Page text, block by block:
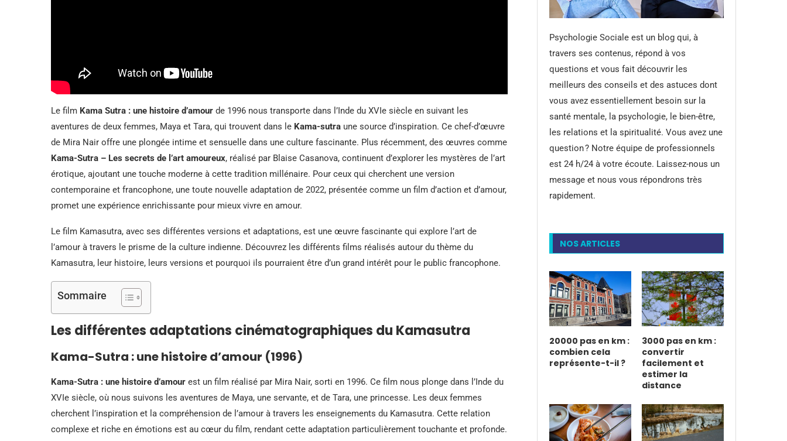
Le film Kama Sutra : une histoire d’amour de 1996 nous transporte dans l’Inde du XVIe siècle en suivant les
aventures de deux femmes, Maya et Tara, qui trouvent dans le Kama-sutra une source d’inspiration. Ce chef-d’œuvre
de Mira Nair offre une plongée intime et sensuelle dans une culture fascinante. Plus récemment, des œuvres comme
Kama-Sutra – Les secrets de l’art amoureux, réalisé par Blaise Casanova, continuent d’explorer les mystères de l’art
érotique, ajoutant une touche moderne à cette tradition millénaire. Pour ceux qui cherchent une version
contemporaine et francophone, une toute nouvelle adaptation de 2022, présentée comme un film d’action et d’amour,
promet une expérience enrichissante pour mieux vivre en amour.
Le film Kamasutra, avec ses différentes versions et adaptations, est une œuvre fascinante qui explore l’art de
l’amour à travers le prisme de la culture indienne. Découvrez les différents films réalisés autour du thème du
Kamasutra, leur histoire, leurs versions et pourquoi ils pourraient être d’un grand intérêt pour le public francophone.
Sommaire
Les différentes adaptations cinématographiques du Kamasutra
Kama-Sutra : une histoire d’amour (1996)
Kama-Sutra : une histoire d’amour est un film réalisé par Mira Nair, sorti en 1996. Ce film nous plonge dans l’Inde du
XVIe siècle, où nous suivons les aventures de Maya, une servante, et de Tara, une princesse. Les deux femmes
cherchent l’inspiration et la compréhension de l’amour à travers les enseignements du Kamasutra. Cette relation
complexe et riche en émotions est au cœur du film, rendant cette adaptation particulièrement touchante et profonde.
Psychologie Sociale est un blog qui, à
travers ses contenus, répond à vos
questions et vous fait découvrir les
meilleurs des conseils et des astuces dont
vous avez essentiellement besoin sur la
santé mentale, la psychologie, le bien-être,
les relations et la spiritualité. Vous avez une
question ? Notre équipe de professionnels
est 24 h/24 à votre écoute. Laissez-nous un
message et nous vous répondrons très
rapidement.
NOS ARTICLES
20000 pas en km :
combien cela
représente-t-il ?
3000 pas en km :
convertir
facilement et
estimer la
distance